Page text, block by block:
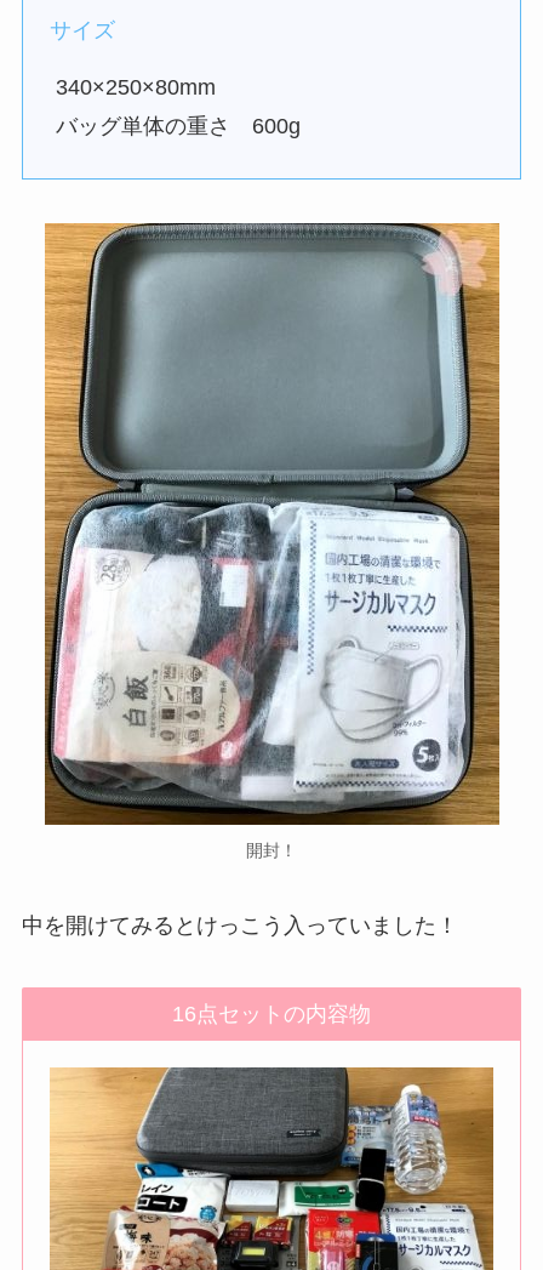
サイズ
340×250×80mm
バッグ単体の重さ 600g
開封！
中を開けてみるとけっこう入っていました！
16点セットの内容物